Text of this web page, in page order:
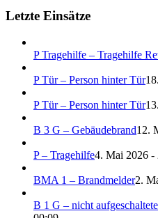
Letzte Einsätze
P Tragehilfe – Tragehilfe
P Tür – Person hinter Tür
P Tür – Person hinter Tür
B 3 G – Gebäudebrand12.
P – Tragehilfe4. Mai 2026 -
BMA 1 – Brandmelder2.
B 1 G – nicht